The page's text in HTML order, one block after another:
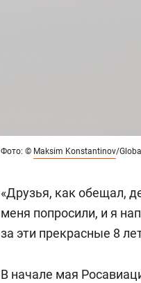
Фото: © Maksim Konstantinov/
«Друзья, как обещал,
меня попросили, и я
за эти прекрасные 8
В начале мая